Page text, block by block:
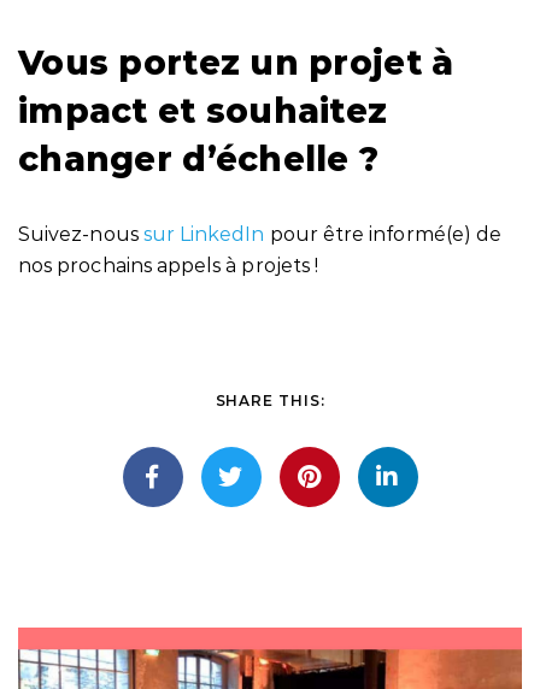
Vous portez un projet à
impact et souhaitez
changer d’échelle ?
Suivez-nous sur LinkedIn pour être informé(e) de
nos prochains appels à projets !
SHARE THIS: